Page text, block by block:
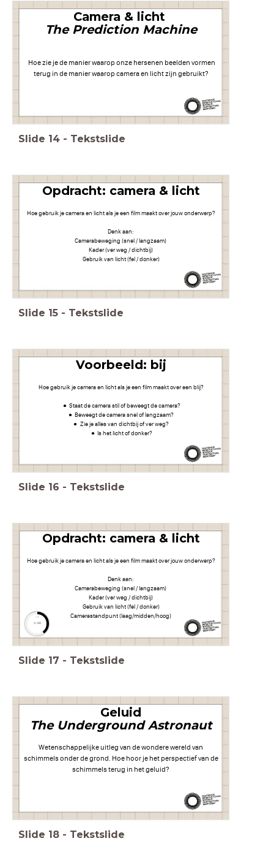
Camera & licht
The Prediction Machine
Hoe zie je de manier waarop onze hersenen beelden vormen
terug in de manier waarop camera en licht zijn gebruikt?
Slide 14 - Tekstslide
Opdracht: camera & licht
Hoe gebruik je camera en licht als je een film maakt over jouw onderwerp?
Denk aan:
Camerabeweging (snel / langzaam)
Kader (ver weg / dichtbij)
Gebruik van licht (fel / donker)
Slide 15 - Tekstslide
Voorbeeld: bij
Hoe gebruik je camera en licht als je een film maakt over een blij?
Staat de camera stil of beweegt de camera?
Beweegt de camera snel of langzaam?
Zie je alles van dichtbij of ver weg?
Is het licht of donker?
Slide 16 - Tekstslide
Opdracht: camera & licht
Hoe gebruik je camera en licht als je een film maakt over jouw onderwerp?
Denk aan:
Camerabeweging (snel / langzaam)
Kader (ver weg / dichtbij)
Gebruik van licht (fel / donker)
Camerastandpunt (laag/midden/hoog)
timer
3:00
Slide 17 - Tekstslide
Geluid
The Underground Astronaut
Wetenschappelijke uitleg van de wondere wereld van
schimmels onder de grond. Hoe hoor je het perspectief van de
schimmels terug in het geluid?
Slide 18 - Tekstslide